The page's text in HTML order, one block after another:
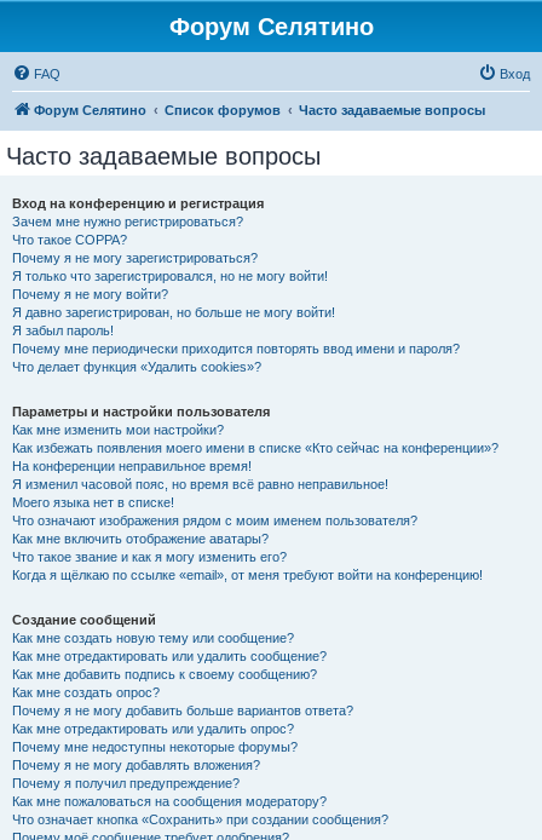
Форум Селятино
FAQ Вход
Форум Селятино Список форумов Часто задаваемые вопросы
Часто задаваемые вопросы
Вход на конференцию и регистрация
Зачем мне нужно регистрироваться?
Что такое COPPA?
Почему я не могу зарегистрироваться?
Я только что зарегистрировался, но не могу войти!
Почему я не могу войти?
Я давно зарегистрирован, но больше не могу войти!
Я забыл пароль!
Почему мне периодически приходится повторять ввод имени и пароля?
Что делает функция «Удалить cookies»?
Параметры и настройки пользователя
Как мне изменить мои настройки?
Как избежать появления моего имени в списке «Кто сейчас на конференции»?
На конференции неправильное время!
Я изменил часовой пояс, но время всё равно неправильное!
Моего языка нет в списке!
Что означают изображения рядом с моим именем пользователя?
Как мне включить отображение аватары?
Что такое звание и как я могу изменить его?
Когда я щёлкаю по ссылке «email», от меня требуют войти на конференцию!
Создание сообщений
Как мне создать новую тему или сообщение?
Как мне отредактировать или удалить сообщение?
Как мне добавить подпись к своему сообщению?
Как мне создать опрос?
Почему я не могу добавить больше вариантов ответа?
Как мне отредактировать или удалить опрос?
Почему мне недоступны некоторые форумы?
Почему я не могу добавлять вложения?
Почему я получил предупреждение?
Как мне пожаловаться на сообщения модератору?
Что означает кнопка «Сохранить» при создании сообщения?